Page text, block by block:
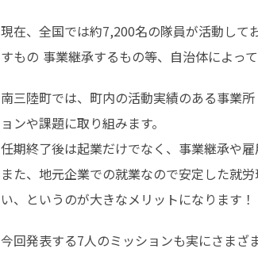
現在、全国では約7,200名の隊員が活動して
すもの 事業継承するもの等、自治体によっ
南三陸町では、町内の活動実績のある事業
ョンや課題に取り組みます。
任期終了後は起業だけでなく、事業継承や
また、地元企業での就業なので安定した就
い、というのが大きなメリットになります！
今回発表する7人のミッションも実にさまざま